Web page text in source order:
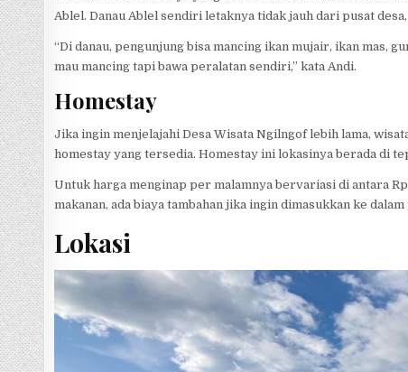
Ablel. Danau Ablel sendiri letaknya tidak jauh dari pusat
“Di danau, pengunjung bisa mancing ikan mujair, ikan mas,
mau mancing tapi bawa peralatan sendiri,” kata Andi.
Homestay
Jika ingin menjelajahi Desa Wisata Ngilngof lebih lama,
homestay yang tersedia. Homestay ini lokasinya berada di
Untuk harga menginap per malamnya bervariasi di antara
makanan, ada biaya tambahan jika ingin dimasukkan ke
Lokasi